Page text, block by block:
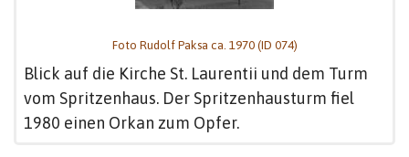
Foto Rudolf Paksa ca. 1970 (ID 074)
Blick auf die Kirche St. Laurentii und dem Turm
vom Spritzenhaus. Der Spritzenhausturm fiel
1980 einen Orkan zum Opfer.